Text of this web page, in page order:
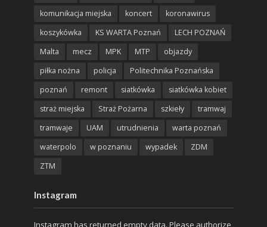
komunikacja miejska
koncert
koronawirus
koszykówka
KS WARTA Poznań
LECH POZNAŃ
Malta
mecz MPK MTP
objazdy
piłka nożna
policja
Politechnika Poznańska
poznań
remont siatkówka
siatkówka kobiet
straż miejska
Straż Pożarna szkieły
tramwaj
tramwaje
UAM utrudnienia
warta poznań
waterpolo
w poznaniu wypadek
ZDM
ZTM
Instagram
Instagram has returned empty data. Please authorize